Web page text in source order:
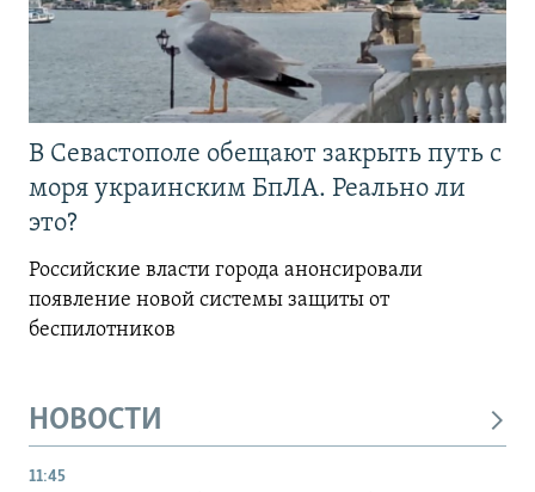
В Севастополе обещают закрыть путь с
моря украинским БпЛА. Реально ли
это?
Российские власти города анонсировали
появление новой системы защиты от
беспилотников
НОВОСТИ
11:45